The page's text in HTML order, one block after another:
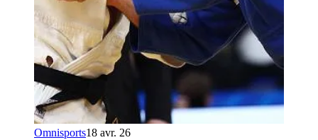
Omnisports18 avr. 26